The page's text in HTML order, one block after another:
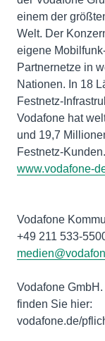
einem der
Welt. Der
eigene
Partnernetze in
Nationen. In 18
Festnetz-
Vodafone hat
und 19,7
Festnetz-
www.vodafone-
Vodafone
Vodafone
finden Sie hier:
vodafone.de/